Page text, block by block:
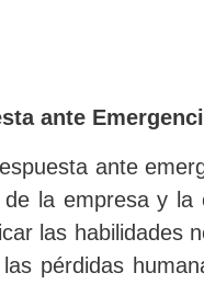
ante
ante
la empresa y
las
pérdidas